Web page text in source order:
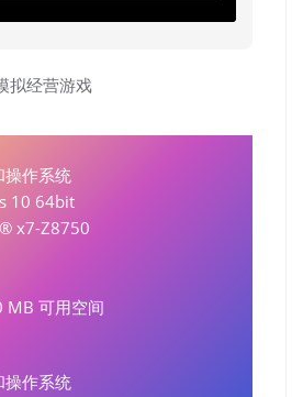
拟经营游戏
操作系统
10 64bit
x7-Z8750
MB 可用空间
操作系统